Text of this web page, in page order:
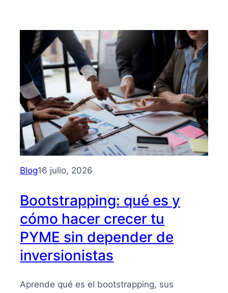
–
Edición
Pádel
Empresarial
Blog16 julio, 2026
Bootstrapping: qué es y
cómo hacer crecer tu
PYME sin depender de
inversionistas
Aprende qué es el bootstrapping, sus